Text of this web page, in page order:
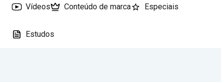
Vídeos Conteúdo de marca Especiais
Estudos